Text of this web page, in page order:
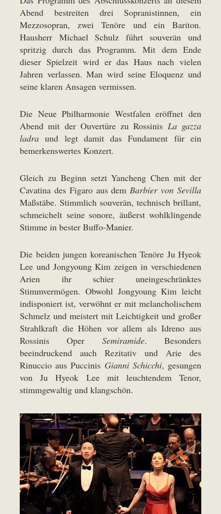
Abend bestreiten drei Sopranistinnen, ein
Mezzosopran, zwei Tenöre und ein Bariton.
Hausherr Michael Schulz führt souverän und
spritzig durch das Programm. Mit dem Ende
dieser Spielzeit wird er das Haus nach vielen
Jahren verlassen. Man wird seine Eloquenz und
seine klaren Ansagen vermissen.
Die Neue Philharmonie Westfalen eröffnet den
Abend mit der Ouvertüre zu Rossinis La gazza
ladraund legt damit das Fundament für ein
bemerkenswertes Konzert.
Gleich zu Beginn setzt Yancheng Chen mit der
Cavatina des Figaro aus dem Barbier von Sevilla
Maßstäbe. Stimmlich souverän, technisch brillant,
schmeichelt seine sonore, äußerst wohlklingende
Stimme in bester Buffo-Manier.
Die beiden jungen koreanischen Tenöre Ju Hyeok
Lee und Jongyoung Kim zeigen in verschiedenen
Arien ihr schier uneingeschränktes
Stimmvermögen. Obwohl Jongyoung Kim leicht
indisponiert ist, verwöhnt er mit melancholischem
Schmelz und meistert mit Leichtigkeit und großer
Strahlkraft die Höhen vor allem als Idreno aus
Rossinis Oper Semiramide. Besonders
beeindruckend auch Rezitativ und Arie des
Rinuccio aus Puccinis Gianni Schicchi, gesungen
von Ju Hyeok Lee mit leuchtendem Tenor,
stimmgewaltig und klangschön.